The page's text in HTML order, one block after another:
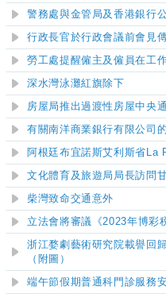
警務處與金管局及香港銀行
行政長官於行政會議前會見
勞工處提醒僱主及僱員在工
深水灣泳灘紅旗除下
房屋局推出過渡性房屋中央
有關南洋商業銀行有限公司
阿根廷布宜諾斯艾利斯省La
文化體育及旅遊局局長訪問
柴灣致命交通意外
立法會將審議《2023年博彩
浙江婺劇藝術研究院載譽回
（附圖）
端午節假期普通科門診服務